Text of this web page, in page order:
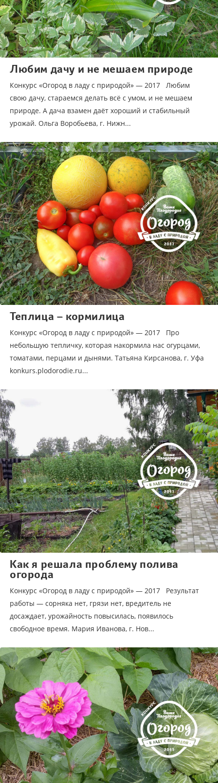
Любим дачу и не мешаем природе
Конкурс «Огород в ладу с природой» — 2017 Любим
свою дачу, стараемся делать всё с умом, и не мешаем
природе. А дача взамен даёт хороший и стабильный
урожай. Ольга Воробьева, г. Нижн...
Теплица – кормилица
Конкурс «Огород в ладу с природой» — 2017 Про
небольшую тепличку, которая накормила нас огурцами,
томатами, перцами и дынями. Татьяна Кирсанова, г. Уфа
konkurs.plodorodie.ru...
Как я решала проблему полива
огорода
Конкурс «Огород в ладу с природой» — 2017 Результат
работы — сорняка нет, грязи нет, вредитель не
досаждает, урожайность повысилась, появилось
свободное время. Мария Иванова, г. Нов...